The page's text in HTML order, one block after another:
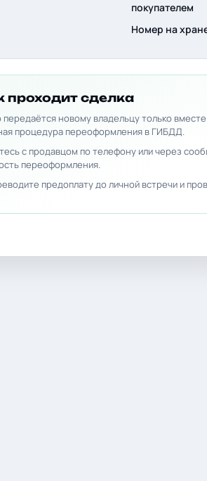
покупателем
Номер на
проходит сделка
новому владельцу только
процедура переоформления в ГИБДД.
с продавцом по телефону или через
переоформления.
предоплату до личной встречи и